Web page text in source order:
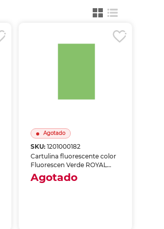
Agotado
SKU: 1201000182
Cartulina fluorescente color
Fluorescen Verde ROYAL
CAST, paquete de 5 hojas.
Colores fluorescentes de alta
Agotado